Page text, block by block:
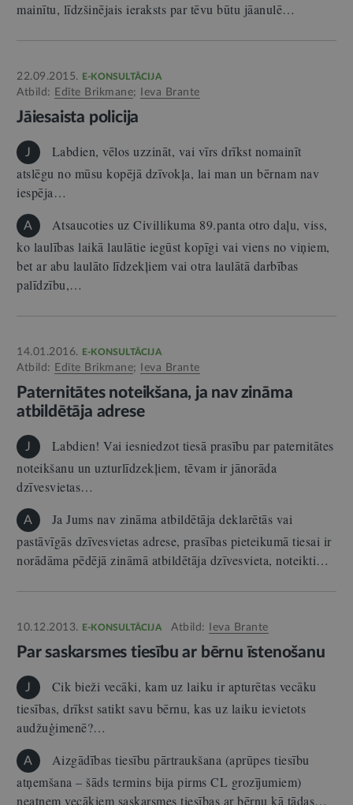
mainītu, līdzšinējais ieraksts par tēvu būtu jāanulē…
22.09.2015. E-KONSULTĀCIJA
Atbild: Edīte Brikmane; Ieva Brante
Jāiesaista policija
J
Labdien, vēlos uzzināt, vai vīrs drīkst nomainīt
atslēgu no mūsu kopējā dzīvokļa, lai man un bērnam nav
iespēja…
A
Atsaucoties uz Civillikuma 89.panta otro daļu, viss,
ko laulības laikā laulātie iegūst kopīgi vai viens no viņiem,
bet ar abu laulāto līdzekļiem vai otra laulātā darbības
palīdzību,…
14.01.2016. E-KONSULTĀCIJA
Atbild: Edīte Brikmane; Ieva Brante
Paternitātes noteikšana, ja nav zināma
atbildētāja adrese
J
Labdien! Vai iesniedzot tiesā prasību par paternitātes
noteikšanu un uzturlīdzekļiem, tēvam ir jānorāda
dzīvesvietas…
A
Ja Jums nav zināma atbildētāja deklarētās vai
pastāvīgās dzīvesvietas adrese, prasības pieteikumā tiesai ir
norādāma pēdējā zināmā atbildētāja dzīvesvieta, noteikti…
10.12.2013. E-KONSULTĀCIJA Atbild: Ieva Brante
Par saskarsmes tiesību ar bērnu īstenošanu
J
Cik bieži vecāki, kam uz laiku ir apturētas vecāku
tiesības, drīkst satikt savu bērnu, kas uz laiku ievietots
audžuģimenē?…
A
Aizgādības tiesību pārtraukšana (aprūpes tiesību
atņemšana – šāds termins bija pirms CL grozījumiem)
neatņem vecākiem saskarsmes tiesības ar bērnu kā tādas…